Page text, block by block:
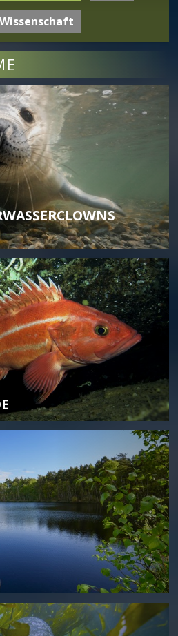
Wissenschaft